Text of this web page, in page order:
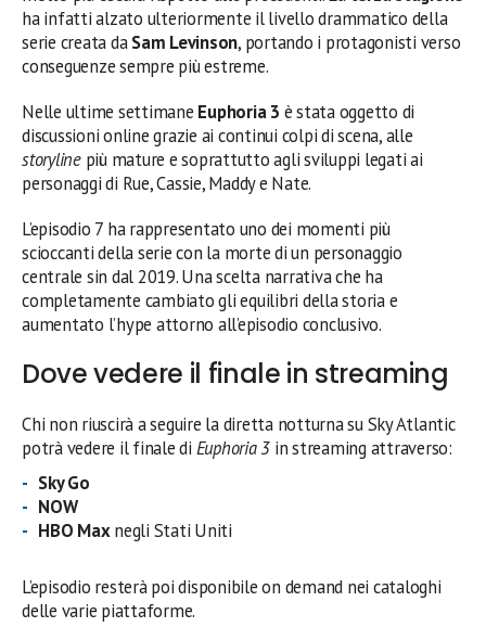
ha infatti alzato ulteriormente il livello drammatico della
serie creata daSam Levinson, portando i protagonisti verso
conseguenze sempre più estreme.
Nelle ultime settimane Euphoria 3 è stata oggetto di
discussioni online grazie ai continui colpi di scena, alle
storylinepiù mature e soprattutto agli sviluppi legati ai
personaggi di Rue, Cassie, Maddy e Nate.
L’episodio 7 ha rappresentato uno dei momenti più
scioccanti della serie con la morte di un personaggio
centrale sin dal 2019. Una scelta narrativa che ha
completamente cambiato gli equilibri della storia e
aumentato l’hype attorno all’episodio conclusivo.
Dove vedere il finale in streaming
Chi non riuscirà a seguire la diretta notturna su Sky Atlantic
potrà vedere il finale di Euphoria 3 in streaming attraverso:
Sky Go
NOW
HBO Maxnegli Stati Uniti
L’episodio resterà poi disponibile on demand nei cataloghi
delle varie piattaforme.